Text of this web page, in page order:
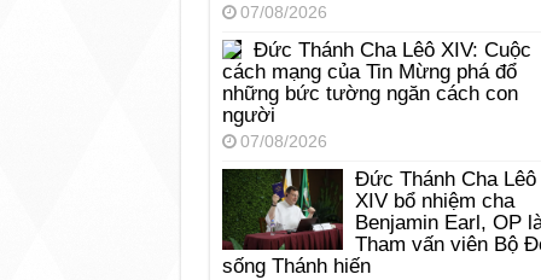
07/08/2026
Đức Thánh Cha Lêô XIV: Cuộc
cách mạng của Tin Mừng phá đổ
những bức tường ngăn cách con
người
07/08/2026
Đức Thánh Cha Lêô
XIV bổ nhiệm cha
Benjamin Earl, OP
Tham vấn viên Bộ
sống Thánh hiến